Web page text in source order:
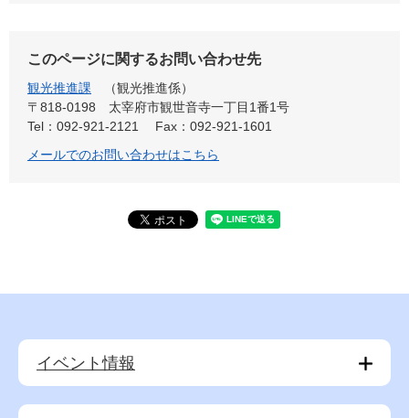
このページに関するお問い合わせ先
観光推進課
観光推進係
〒818-0198
太宰府市観世音寺一丁目1番1号
Tel：092-921-2121
Fax：092-921-1601
メールでのお問い合わせはこちら
イベント情報